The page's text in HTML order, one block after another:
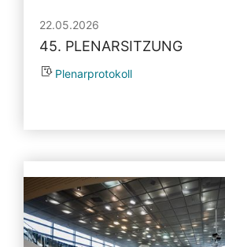
22.05.2026
45. PLENARSITZUNG
Plenarprotokoll